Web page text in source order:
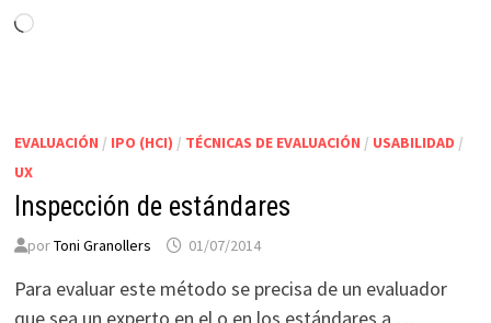
Cargando...
EVALUACIÓN / IPO (HCI) / TÉCNICAS DE EVALUACIÓN / USABILIDAD /
UX
Inspección de estándares
porToni Granollers 01/07/2014
Para evaluar este método se precisa de un evaluador